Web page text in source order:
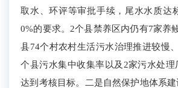
取水、环评等审批手续 ，尾水水质达
0%的要求。 2个县禁养区内仍有7家养
县74个村农村生活污水治理推进较慢
个县污水集中收集率以及2家污水处
达到考核目标。二是自然保护地体系建